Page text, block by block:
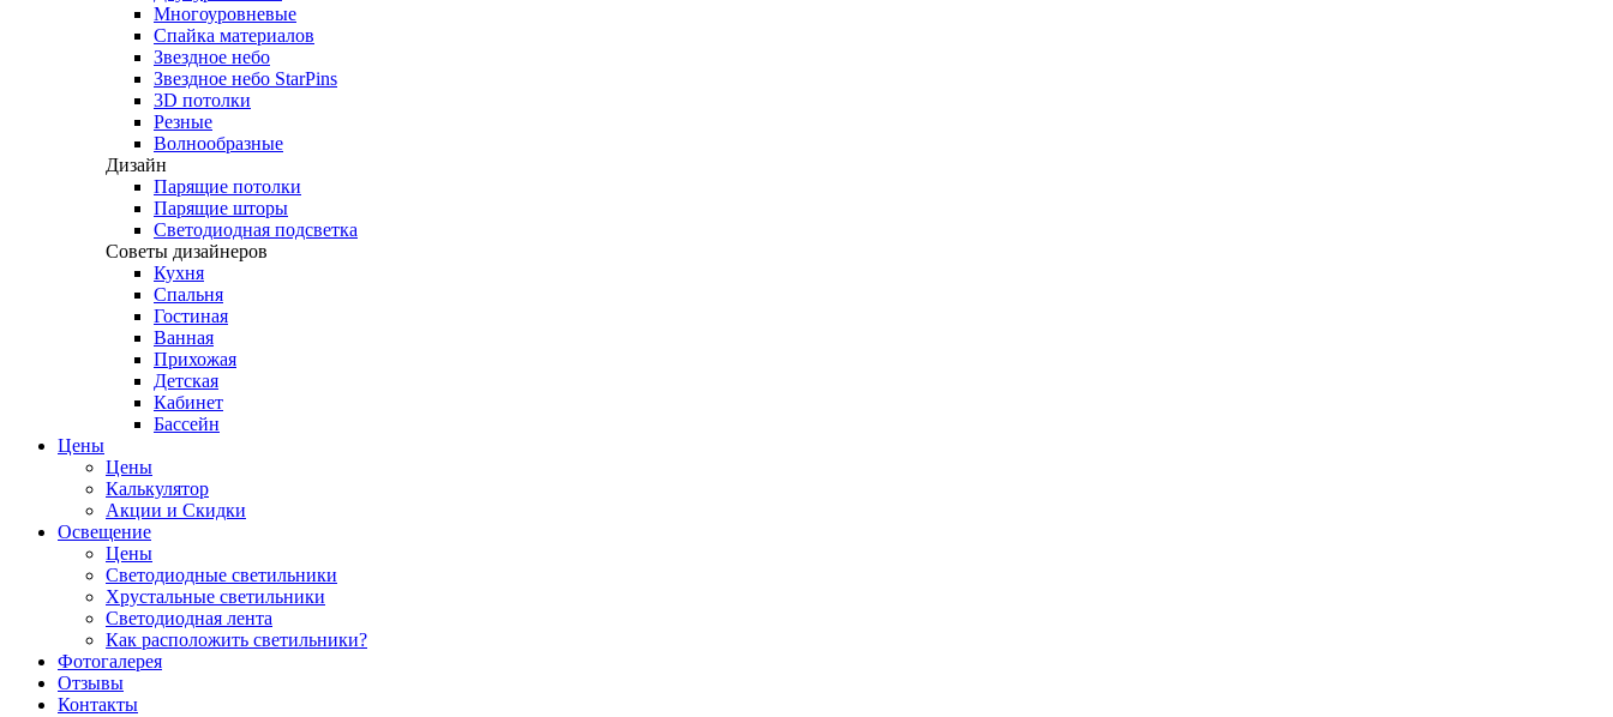
Многоуровневые
Спайка материалов
Звездное небо
Звездное небо StarPins
3D потолки
Резные
Волнообразные
Дизайн
Парящие потолки
Парящие шторы
Светодиодная подсветка
Советы дизайнеров
Кухня
Спальня
Гостиная
Ванная
Прихожая
Детская
Кабинет
Бассейн
Цены
Цены
Калькулятор
Акции и Скидки
Освещение
Цены
Светодиодные светильники
Хрустальные светильники
Светодиодная лента
Как расположить светильники?
Фотогалерея
Отзывы
Контакты